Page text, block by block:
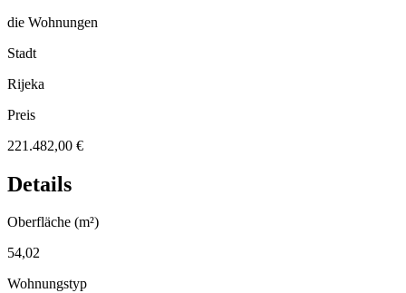
die Wohnungen
Stadt
Rijeka
Preis
221.482,00 €
Details
Oberfläche (m²)
54,02
Wohnungstyp